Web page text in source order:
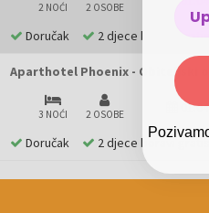
2 NOĆI 2 OSOBE
Doručak 2 djece boravi gratis
Aparthotel Phoenix - Obiteljski
3 NOĆI 2 OSOBE
Doručak 2 djece boravi gratis